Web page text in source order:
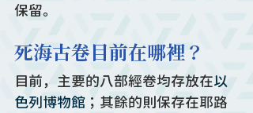
保留。
死海古卷目前在哪裡？
目前，主要的八部經卷均存放在以
色列博物館 ；其餘的則保存在耶路